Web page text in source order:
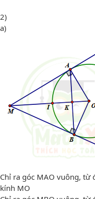
2)
a)
Chỉ ra góc MAO vuông,
kính MO